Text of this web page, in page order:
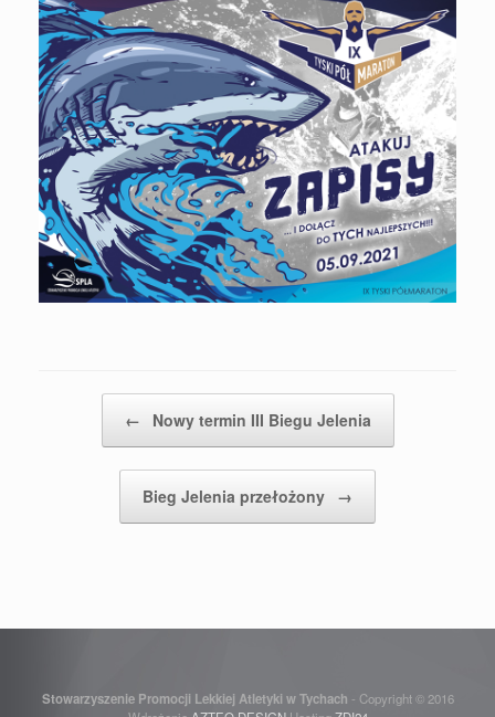
← Nowy termin III Biegu Jelenia
Bieg Jelenia przełożony →
Stowarzyszenie Promocji Lekkiej Atletyki w Tychach - Copyright © 2016